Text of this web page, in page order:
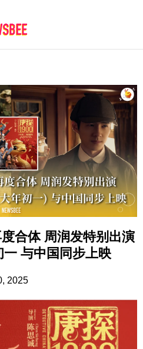
合体 周润发特别出演
一 与中国同步上映
2025